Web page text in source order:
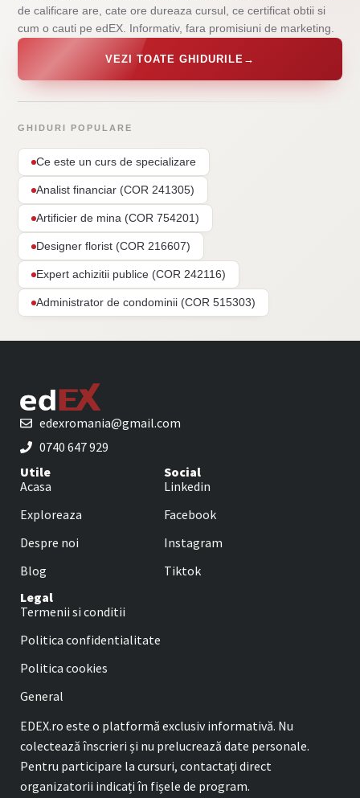
de calificare are, cate ore dureaza cursul, ce certificat obtii si
cum o cauti pe edEX. Informativ, fara promisiuni de marketing.
VEZI TOATE GHIDURILE →
GHIDURI POPULARE
Ce este un curs de specializare
Analist financiar (COR 241305)
Artificier de mina (COR 754201)
Designer florist (COR 216607)
Expert achizitii publice (COR 242116)
Administrator de condominii (COR 515303)
edexromania@gmail.com
0740 647 929
Utile
Acasa
Exploreaza
Despre noi
Blog
Social
Linkedin
Facebook
Instagram
Tiktok
Legal
Termenii si conditii
Politica confidentialitate
Politica cookies
General
EDEX.ro este o platformă exclusiv informativă. Nu
colectează înscrieri și nu prelucrează date personale.
Pentru participare la cursuri, contactați direct
organizatorii indicați în fișele de program.